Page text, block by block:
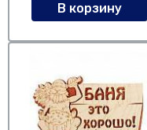
В корзину